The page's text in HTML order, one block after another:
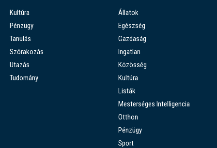
Kultúra
Pénzügy
Tanulás
Szórakozás
Utazás
Tudomány
Állatok
Egészség
Gazdaság
Ingatlan
Közösség
Kultúra
Listák
Mesterséges Intelligencia
Otthon
Pénzügy
Sport